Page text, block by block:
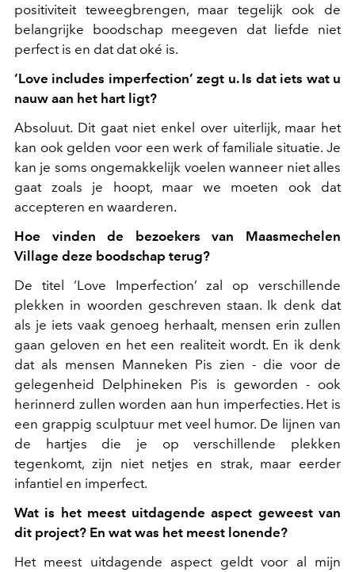
positiviteit teweegbrengen, maar tegelijk ook de
belangrijke boodschap meegeven dat liefde niet
perfect is en dat dat oké is.
‘Love includes imperfection’ zegt u. Is dat iets wat u
nauw aan het hart ligt?
Absoluut. Dit gaat niet enkel over uiterlijk, maar het
kan ook gelden voor een werk of familiale situatie. Je
kan je soms ongemakkelijk voelen wanneer niet alles
gaat zoals je hoopt, maar we moeten ook dat
accepteren en waarderen.
Hoe vinden de bezoekers van Maasmechelen
Village deze boodschap terug?
De titel ‘Love Imperfection’ zal op verschillende
plekken in woorden geschreven staan. Ik denk dat
als je iets vaak genoeg herhaalt, mensen erin zullen
gaan geloven en het een realiteit wordt. En ik denk
dat als mensen Manneken Pis zien - die voor de
gelegenheid Delphineken Pis is geworden - ook
herinnerd zullen worden aan hun imperfecties. Het is
een grappig sculptuur met veel humor. De lijnen van
de hartjes die je op verschillende plekken
tegenkomt, zijn niet netjes en strak, maar eerder
infantiel en imperfect.
Wat is het meest uitdagende aspect geweest van
dit project? En wat was het meest lonende?
Het meest uitdagende aspect geldt voor al mijn